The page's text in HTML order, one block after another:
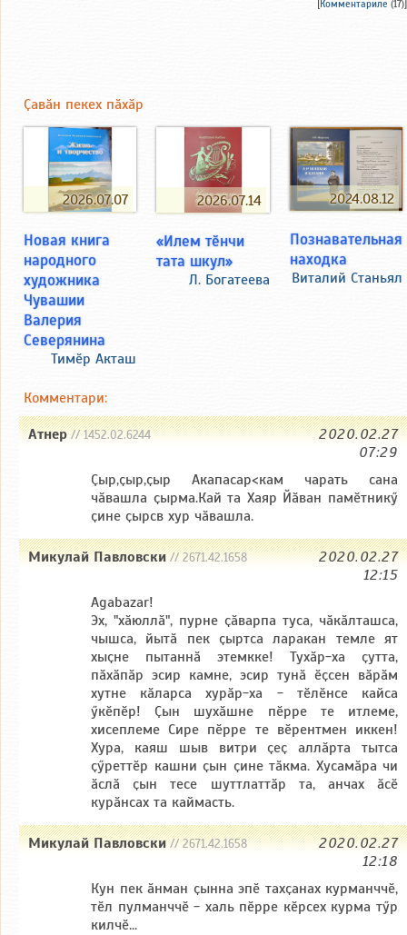
Комментариле (17)]
Ҫавӑн пекех пӑхӑр
2026.07.07
Новая книга
народного
художника
Чувашии
Валерия
Северянина
Тимӗр Акташ
2026.07.14
«Илем тӗнчи
тата шкул»
Л. Богатеева
2024.08.12
Познавательная
находка
Виталий Станьял
Комментари:
Атнер// 1452.02.6244
2020.02.27
07:29
Ҫыр,ҫыр,ҫыр Акапасар<кам чарать сана
чӑвашла ҫырма.Кай та Хаяр Йӑван памӗтникӳ
ҫине ҫырсв хур чӑвашла.
Микулай Павловски// 2671.42.1658
2020.02.27
12:15
Agabazar!
Эх, "хӑюллӑ", пурне ҫӑварпа туса, чӑкӑлташса,
чышса, йытӑ пек ҫыртса ларакан темле ят
хыҫне пытаннӑ этемкке! Тухӑр-ха ҫутта,
пӑхӑпӑр эсир камне, эсир тунӑ ӗҫсен вӑрӑм
хутне кӑларса хурӑр-ха - тӗлӗнсе кайса
ӳкӗпӗр! Ҫын шухӑшне пӗрре те итлеме,
хисеплеме Сире пӗрре те вӗрентмен иккен!
Хура, каяш шыв витри ҫеҫ аллӑрта тытса
ҫӳреттӗр кашни ҫын ҫине тӑкма. Хусамӑра чи
ӑслӑ ҫын тесе шуттлаттӑр та, анчах ӑсӗ
курӑнсах та каймасть.
Микулай Павловски// 2671.42.1658
2020.02.27
12:18
Кун пек ӑнман ҫынна эпӗ тахҫанах курманччӗ,
тӗл пулманччӗ - халь пӗрре кӗрсех курма тӳр
килчӗ...